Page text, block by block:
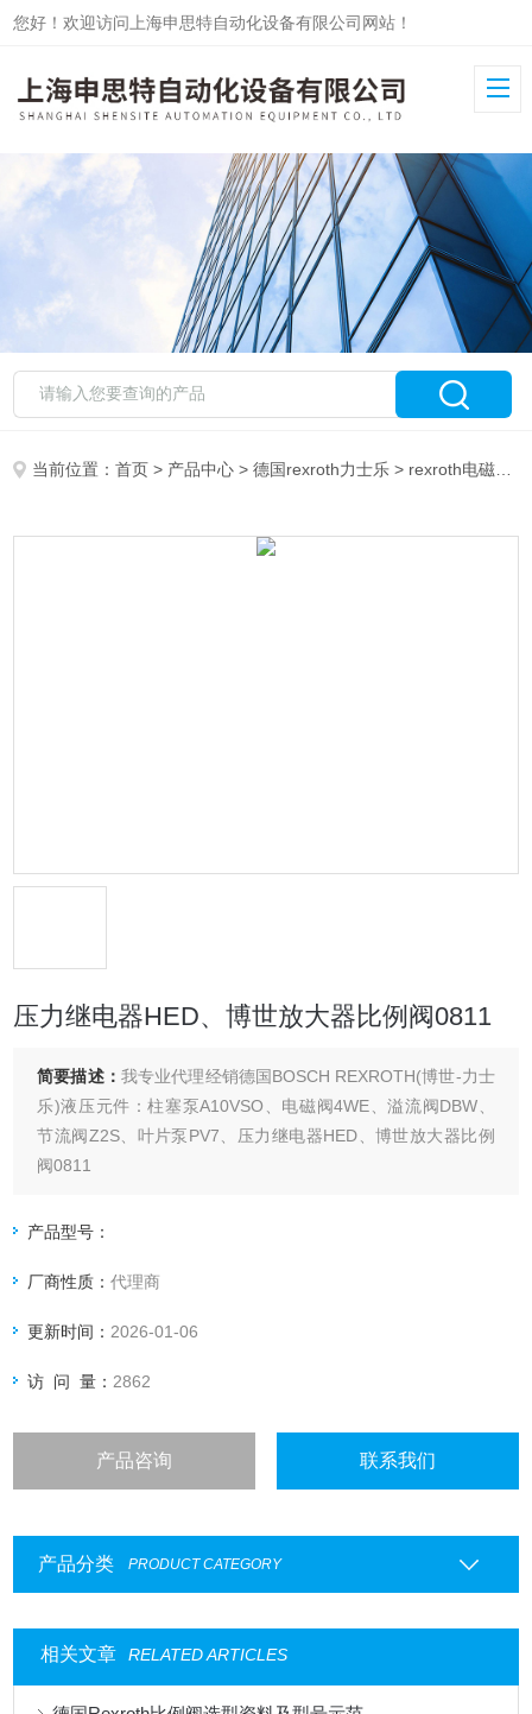
您好！欢迎访问上海申思特自动化设备有限公司网站！
当前位置：首页 > 产品中心 >德国rexroth力士乐 > rexroth电磁阀
压力继电器HED、博世放大器比例阀0811
简要描述： 我专业代理经销德国BOSCH REXROTH(博世-力士
乐)液压元件：柱塞泵A10VSO、电磁阀4WE、溢流阀DBW、
节流阀Z2S、叶片泵PV7、压力继电器HED、博世放大器比例
阀0811
产品型号：
厂商性质：代理商
更新时间： 2026-01-06
访 问 量： 2862
产品咨询 联系我们
产品分类 PRODUCT CATEGORY
相关文章 RELATED ARTICLES